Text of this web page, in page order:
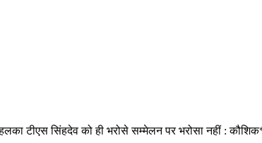
टीएस सिंहदेव को ही भरोसे सम्मेलन पर भरोसा नहीं :